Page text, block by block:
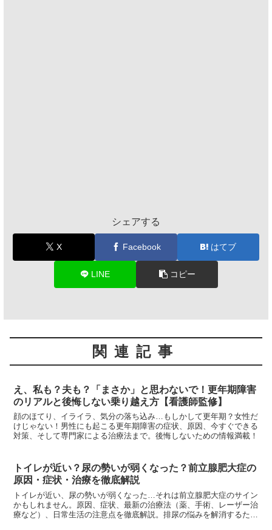
シェアする
X Facebook はてブ
LINE コピー
関連記事
え、私も？夫も？「まさか」と思わないで！更年期障害
のリアルと後悔しない乗り越え方【看護師監修】
顔のほてり、イライラ、気分の落ち込み…もしかして更年期？女性だ
けじゃない！男性にも起こる更年期障害の症状、原因、今すぐできる
対策、そして専門家による治療法まで。後悔しないための情報満載！
トイレが近い？尿の勢いが弱くなった？前立腺肥大症の
原因・症状・治療を徹底解説
トイレが近い、尿の勢いが弱くなった…それは前立腺肥大症のサイン
かもしれません。原因、症状、最新の治療法（薬、手術、レーザー治
療など）、日常生活の注意点を徹底解説。排尿の悩みを解消するため